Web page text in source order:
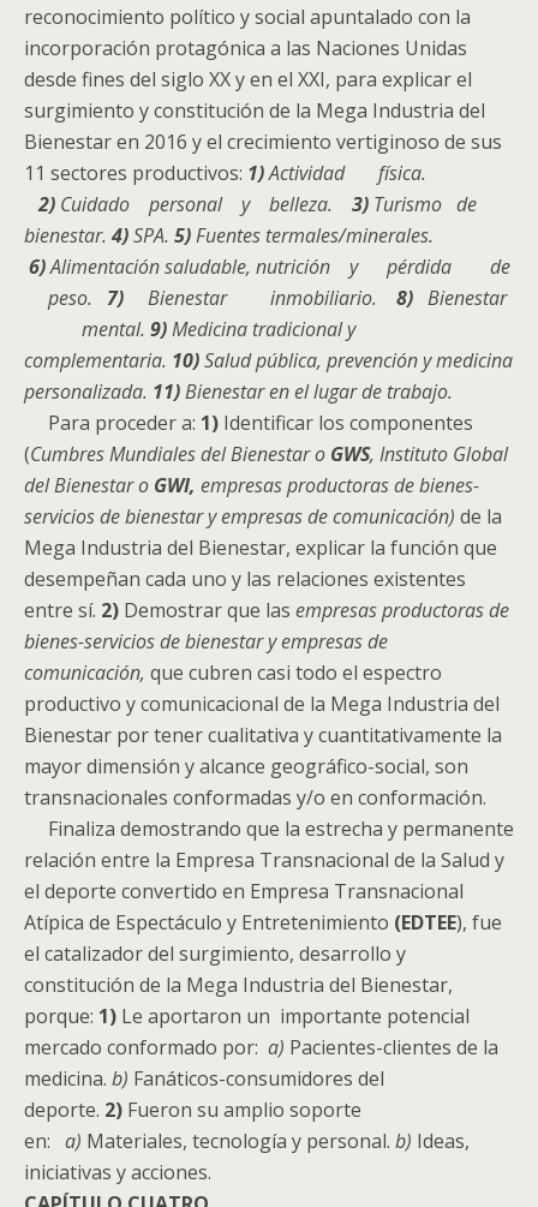
reconocimiento político y social apuntalado con la
incorporación protagónica a las Naciones Unidas
desde fines del siglo XX y en el XXI, para explicar el
surgimiento y constitución de la Mega Industria del
Bienestar en 2016 y el crecimiento vertiginoso de sus
11 sectores productivos: 1)Actividad física.
2) Cuidado personal y belleza. 3) Turismo de
bienestar. 4)SPA. 5)Fuentes termales/minerales.
6)Alimentación saludable, nutrición y pérdida de
peso. 7) Bienestar inmobiliario. 8) Bienestar
mental. 9)Medicina tradicional y
complementaria. 10)Salud pública, prevención y medicina
personalizada. 11)Bienestar en el lugar de trabajo.
Para proceder a: 1) Identificar los componentes
(Cumbres Mundiales del Bienestar o GWS, Instituto Global
del Bienestar o GWI, empresas productoras de bienes-
servicios de bienestar y empresas de comunicación) de la
Mega Industria del Bienestar, explicar la función que
desempeñan cada uno y las relaciones existentes
entre sí. 2) Demostrar que las empresas productoras de
bienes-servicios de bienestar y empresas de
comunicación, que cubren casi todo el espectro
productivo y comunicacional de la Mega Industria del
Bienestar por tener cualitativa y cuantitativamente la
mayor dimensión y alcance geográfico-social, son
transnacionales conformadas y/o en conformación.
Finaliza demostrando que la estrecha y permanente
relación entre la Empresa Transnacional de la Salud y
el deporte convertido en Empresa Transnacional
Atípica de Espectáculo y Entretenimiento (EDTEE), fue
el catalizador del surgimiento, desarrollo y
constitución de la Mega Industria del Bienestar,
porque: 1) Le aportaron un importante potencial
mercado conformado por: a) Pacientes-clientes de la
medicina. b) Fanáticos-consumidores del
deporte. 2) Fueron su amplio soporte
en: a) Materiales, tecnología y personal. b) Ideas,
iniciativas y acciones.